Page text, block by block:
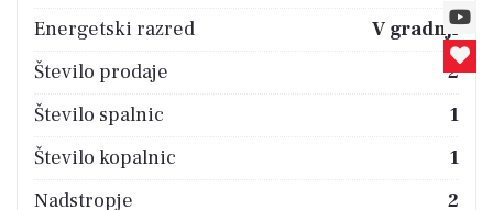
Energetski razred
V gradnji
Število prodaje
2
Število spalnic
1
Število kopalnic
1
Nadstropje
2